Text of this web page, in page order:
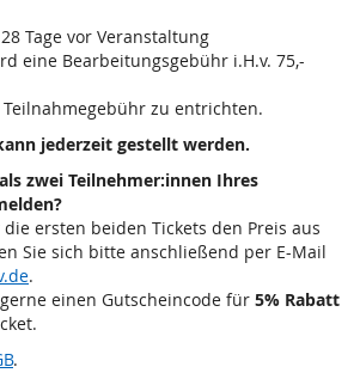
Tage vor Veranstaltung
eine Bearbeitungsgebühr i.H.v. 75,-
zu entrichten.
jederzeit gestellt werden.
zwei Teilnehmer:innen Ihres
ersten beiden Tickets den Preis aus
Sie sich bitte anschließend per E-Mail
.
einen Gutscheincode für 5% Rabatt
.